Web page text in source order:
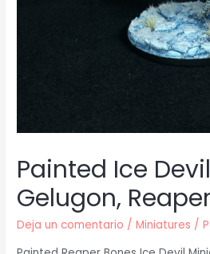
Painted Ice
Gelugon,
Deja un comentario /Miniatures /